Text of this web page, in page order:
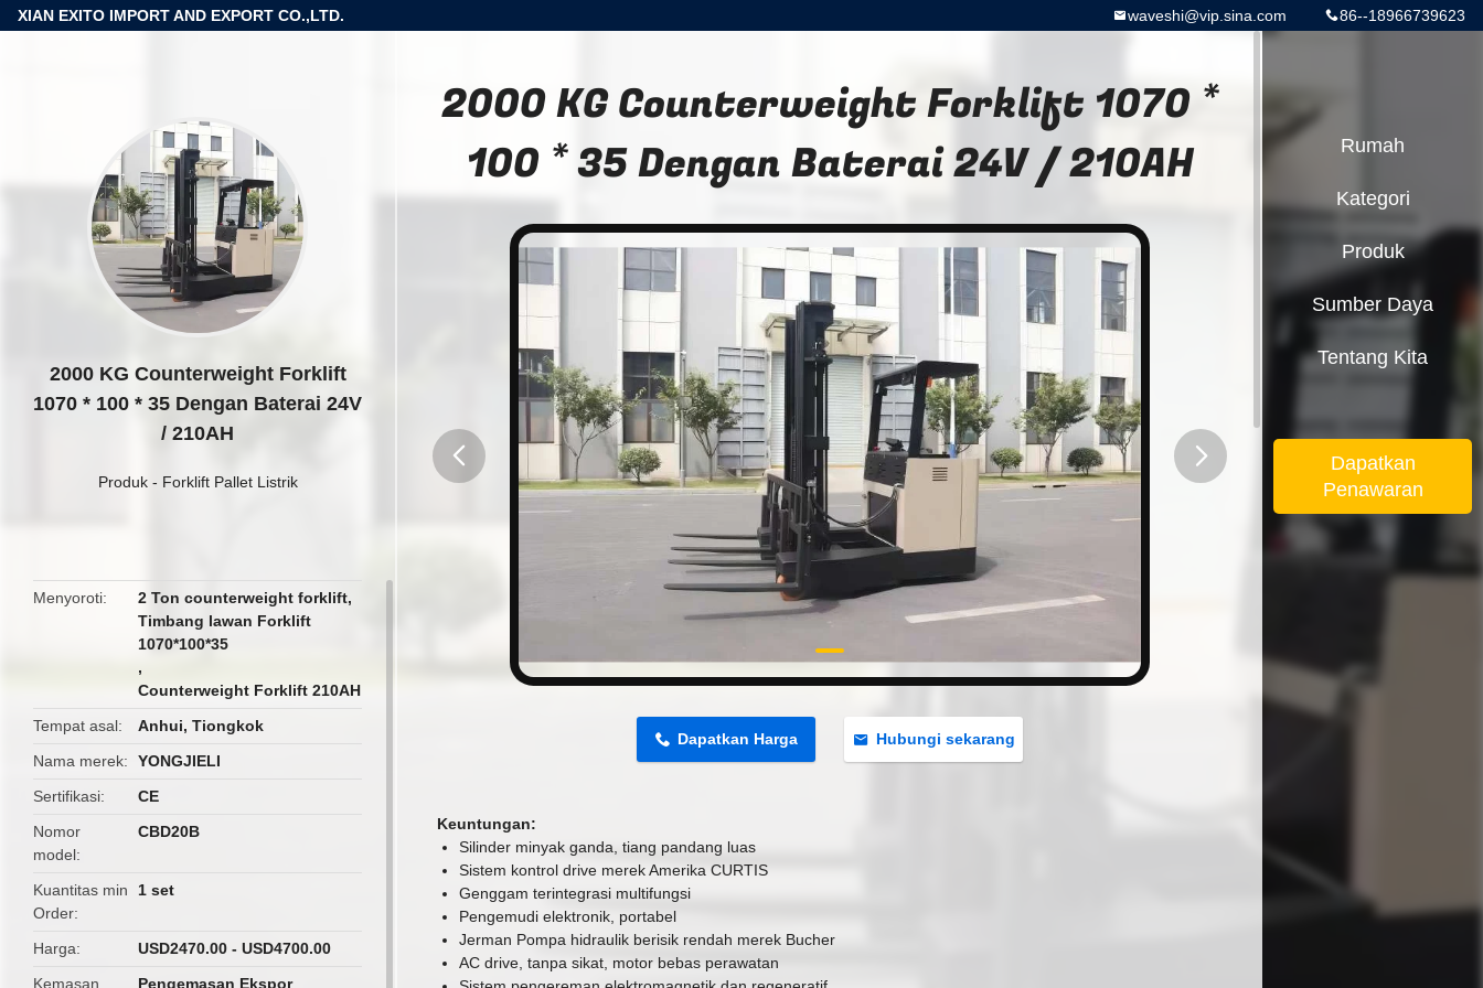
XIAN EXITO IMPORT AND EXPORT CO.,LTD. 86--18966739623
waveshi@vip.sina.com
2000 KG Counterweight Forklift
1070 * 100 * 35 Dengan Baterai 24V
/ 210AH
Produk- Forklift Pallet Listrik
Menyoroti 2 Ton counterweight forklift,
Timbang lawan Forklift
1070*100*35
,
Counterweight Forklift 210AH
Tempat asal
Anhui, Tiongkok
Nama merek
YONGJIELI
Sertifikasi
CE
Nomor
model
CBD20B
Kuantitas min
Order
1 set
Harga
USD2470.00 - USD4700.00
Kemasan
Pengemasan Ekspor
2000 KG Counterweight Forklift 1070 *
100 * 35 Dengan Baterai 24V / 210AH
Dapatkan Harga Hubungi sekarang
Keuntungan:
Silinder minyak ganda, tiang pandang luas
Sistem kontrol drive merek Amerika CURTIS
Genggam terintegrasi multifungsi
Pengemudi elektronik, portabel
Jerman Pompa hidraulik berisik rendah merek Bucher
AC drive, tanpa sikat, motor bebas perawatan
Rumah
Kategori
Produk
Sumber Daya
Tentang Kita
Dapatkan
Penawaran